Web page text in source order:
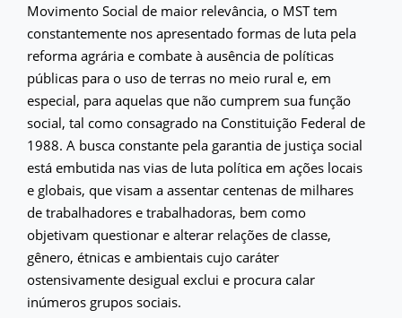
Movimento Social de maior relevância, o MST tem
constantemente nos apresentado formas de luta pela
reforma agrária e combate à ausência de políticas
públicas para o uso de terras no meio rural e, em
especial, para aquelas que não cumprem sua função
social, tal como consagrado na Constituição Federal de
1988. A busca constante pela garantia de justiça social
está embutida nas vias de luta política em ações locais
e globais, que visam a assentar centenas de milhares
de trabalhadores e trabalhadoras, bem como
objetivam questionar e alterar relações de classe,
gênero, étnicas e ambientais cujo caráter
ostensivamente desigual exclui e procura calar
inúmeros grupos sociais.